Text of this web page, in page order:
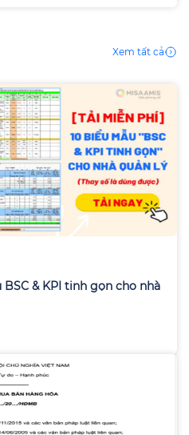
Xem tất cả
& KPI tinh gọn cho nhà